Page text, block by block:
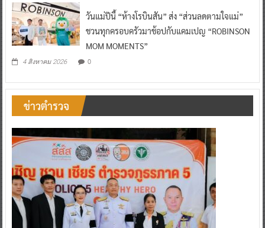
วันแม่ปีนี้ “ห้างโรบินสัน” ส่ง “ส่วนลดตามใจแม่”
ชวนทุกครอบครัวมาช้อปกับแคมเปญ “ROBINSON
MOM MOMENTS”
4 สิงหาคม 2026 0
ข่าวตำรวจ